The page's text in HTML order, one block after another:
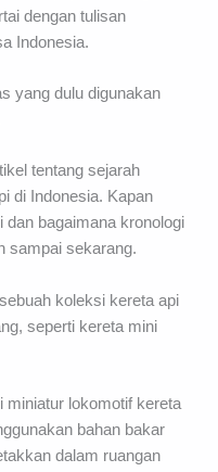
dengan tulisan
Indonesia.
yang dulu digunakan
tentang sejarah
di Indonesia. Kapan
dan bagaimana kronologi
sampai sekarang.
koleksi kereta api
seperti kereta mini
miniatur lokomotif kereta
bahan bakar
dalam ruangan